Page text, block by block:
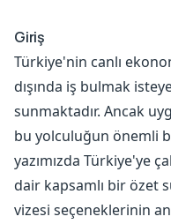
Giriş
Türkiye'nin canlı
dışında iş bulmak
sunmaktadır. Ancak
bu yolculuğun önemli
yazımızda Türkiye'ye
dair kapsamlı bir özet
vizesi seçeneklerinin